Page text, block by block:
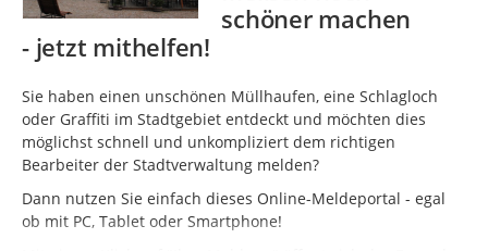
schöner machen
- jetzt mithelfen!
Sie haben einen unschönen Müllhaufen, eine Schlagloch
oder Graffiti im Stadtgebiet entdeckt und möchten dies
möglichst schnell und unkompliziert dem richtigen
Bearbeiter der Stadtverwaltung melden?
Dann nutzen Sie einfach dieses Online-Meldeportal - egal
ob mit PC, Tablet oder Smartphone!